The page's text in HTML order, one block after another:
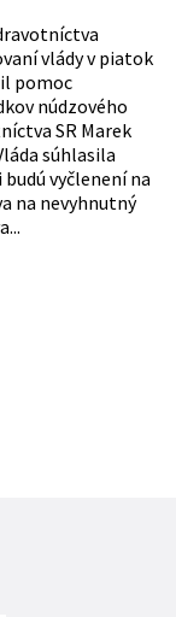
vlády v piatok
pomoc
núdzového
SR Marek
súhlasila
vyčlenení na
na nevyhnutný